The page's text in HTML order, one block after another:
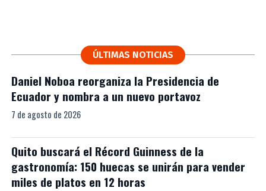
ÚLTIMAS NOTICIAS
Daniel Noboa reorganiza la Presidencia de
Ecuador y nombra a un nuevo portavoz
7 de agosto de 2026
Quito buscará el Récord Guinness de la
gastronomía: 150 huecas se unirán para vender
miles de platos en 12 horas